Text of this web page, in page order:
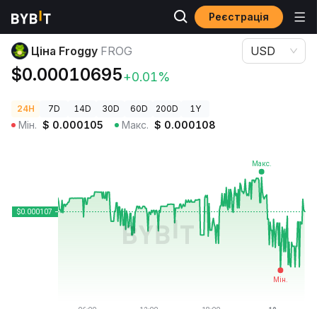
Реєстрація
Ціни криптовалют Ціна Froggy FROG
Ціна Froggy FROG
$0.00010695+0.01%
USD
24H 7D 14D 30D 60D 200D 1Y
Мін. $ 0.000105 Макс. $ 0.000108